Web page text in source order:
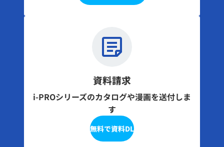
資料請求
i-PROシリーズのカタログや漫画を送付しま
す
無料で資料DL